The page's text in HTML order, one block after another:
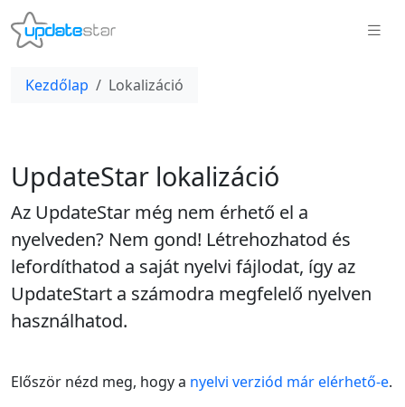
Kezdőlap Lokalizáció
UpdateStar lokalizáció
Az UpdateStar még nem érhető el a
nyelveden? Nem gond! Létrehozhatod és
lefordíthatod a saját nyelvi fájlodat, így az
UpdateStart a számodra megfelelő nyelven
használhatod.
Először nézd meg, hogy a nyelvi verziód már elérhető-e.